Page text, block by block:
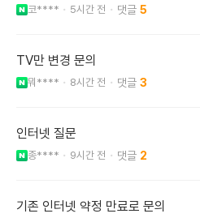
코**** 5시간 전 5
TV만 변경 문의
뭐**** 8시간 전 3
인터넷 질문
종**** 9시간 전 2
기존 인터넷 약정 만료로 문의